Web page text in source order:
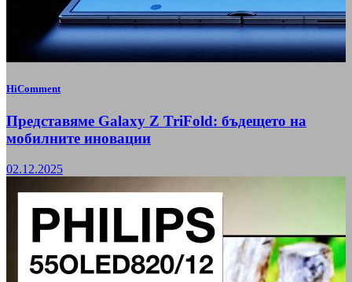
HiComment
Представяме Galaxy Z TriFold: бъдещето на
мобилните иновации
02.12.2025